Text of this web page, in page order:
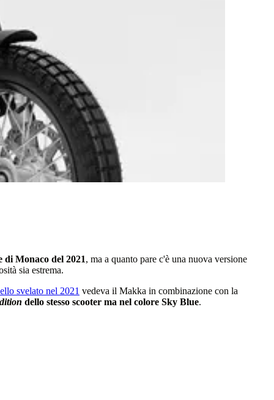
di Monaco del 2021, ma a quanto pare c'è una nuova versione
sia estrema.
svelato nel 2021 vedeva il Makka in combinazione con la
dello stesso scooter ma nel colore Sky Blue.